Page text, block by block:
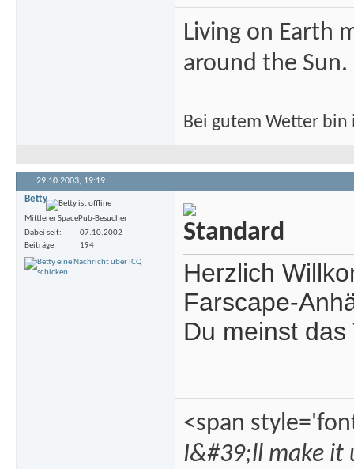
Living on Earth
around the Sun.
Bei gutem Wetter
29.10.2003, 19:19
Betty
Mittlerer SpacePub-Besucher
Dabei seit
07.10.2002
Beiträge
194
Herzlich
Farscape-
Du meinst
<span
I&#39;ll make it